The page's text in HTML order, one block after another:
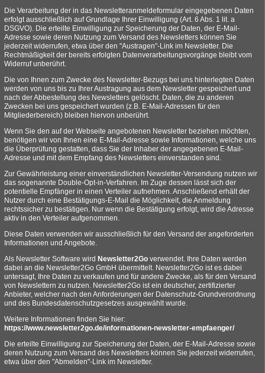
Die Verarbeitung der in das Newsletteranmeldeformular eingegebenen Daten
erfolgt ausschließlich auf Grundlage Ihrer Einwilligung (Art. 6 Abs. 1 lit. a
DSGVO). Die erteilte Einwilligung zur Speicherung der Daten, der E-Mail-
Adresse sowie deren Nutzung zum Versand des Newsletters können Sie
jederzeit widerrufen, etwa über den "Austragen"-Link im Newsletter. Die
Rechtmäßigkeit der bereits erfolgten Datenverarbeitungsvorgänge bleibt vom
Widerruf unberührt.
Die von Ihnen zum Zwecke des Newsletter-Bezugs bei uns hinterlegten Daten
werden von uns bis zu Ihrer Austragung aus dem Newsletter gespeichert und
nach der Abbestellung des Newsletters gelöscht. Daten, die zu anderen
Zwecken bei uns gespeichert wurden (z.B. E-Mail-Adressen für den
Mitgliederbereich) bleiben hiervon unberührt.
Wenn Sie den auf der Webseite angebotenen Newsletter beziehen möchten,
benötigen wir von Ihnen eine E-Mail-Adresse sowie Informationen, welche uns
die Überprüfung gestatten, dass Sie der Inhaber der angegebenen E-Mail-
Adresse und mit dem Empfang des Newsletters einverstanden sind.
Zur Gewährleistung einer einverständlichen Newsletter-Versendung nutzen wir
das sogenannte Double-Opt-in-Verfahren. Im Zuge dessen lässt sich der
potentielle Empfänger in einen Verteiler aufnehmen. Anschließend erhält der
Nutzer durch eine Bestätigungs-E-Mail die Möglichkeit, die Anmeldung
rechtssicher zu bestätigen. Nur wenn die Bestätigung erfolgt, wird die Adresse
aktiv in den Verteiler aufgenommen.
Diese Daten verwenden wir ausschließlich für den Versand der angeforderten
Informationen und Angebote.
Als Newsletter Software wird Newsletter2Go verwendet. Ihre Daten werden
dabei an die Newsletter2Go GmbH übermittelt. Newsletter2Go ist es dabei
untersagt, Ihre Daten zu verkaufen und für andere Zwecke, als für den Versand
von Newslettern zu nutzen. Newsletter2Go ist ein deutscher, zertifizierter
Anbieter, welcher nach den Anforderungen der Datenschutz-Grundverordnung
und des Bundesdatenschutzgesetzes ausgewählt wurde.
Weitere Informationen finden Sie hier:
https://www.newsletter2go.de/informationen-newsletter-empfaenger/
Die erteilte Einwilligung zur Speicherung der Daten, der E-Mail-Adresse sowie
deren Nutzung zum Versand des Newsletters können Sie jederzeit widerrufen,
etwa über den "Abmelden"-Link im Newsletter.